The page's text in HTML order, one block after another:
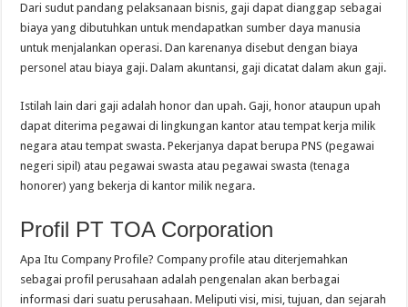
Dari sudut pandang pelaksanaan bisnis, gaji dapat dianggap sebagai
biaya yang dibutuhkan untuk mendapatkan sumber daya manusia
untuk menjalankan operasi. Dan karenanya disebut dengan biaya
personel atau biaya gaji. Dalam akuntansi, gaji dicatat dalam akun gaji.
Istilah lain dari gaji adalah honor dan upah. Gaji, honor ataupun upah
dapat diterima pegawai di lingkungan kantor atau tempat kerja milik
negara atau tempat swasta. Pekerjanya dapat berupa PNS (pegawai
negeri sipil) atau pegawai swasta atau pegawai swasta (tenaga
honorer) yang bekerja di kantor milik negara.
Profil PT TOA Corporation
Apa Itu Company Profile? Company profile atau diterjemahkan
sebagai profil perusahaan adalah pengenalan akan berbagai
informasi dari suatu perusahaan. Meliputi visi, misi, tujuan, dan sejarah